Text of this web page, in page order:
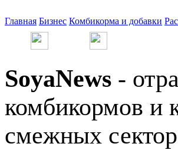
Главная Бизнес Комбикорма и добавки
SoyaNews -
комбикормов и
смежных